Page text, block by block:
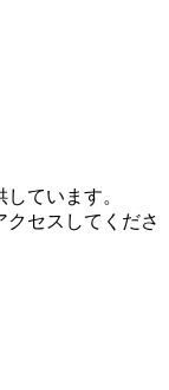
ています。
セスしてくださ